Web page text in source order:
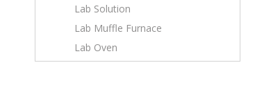
Lab Solution
Lab Muffle Furnace
Lab Oven